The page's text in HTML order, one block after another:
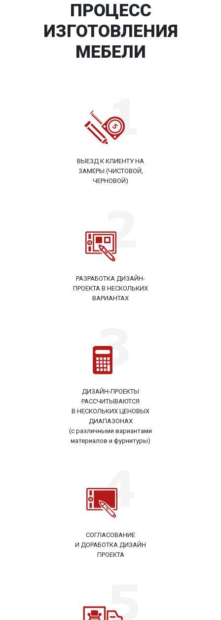
ПРОЦЕСС
ИЗГОТОВЛЕНИЯ
МЕБЕЛИ
ВЫЕЗД К КЛИЕНТУ НА
ЗАМЕРЫ (ЧИСТОВОЙ,
ЧЕРНОВОЙ)
РАЗРАБОТКА ДИЗАЙН-
ПРОЕКТА В НЕСКОЛЬКИХ
ВАРИАНТАХ
ДИЗАЙН-ПРОЕКТЫ
РАССЧИТЫВАЮТСЯ
В НЕСКОЛЬКИХ ЦЕНОВЫХ
ДИАПАЗОНАХ
(с различными вариантами
материалов и фурнитуры)
СОГЛАСОВАНИЕ
И ДОРАБОТКА ДИЗАЙН
ПРОЕКТА